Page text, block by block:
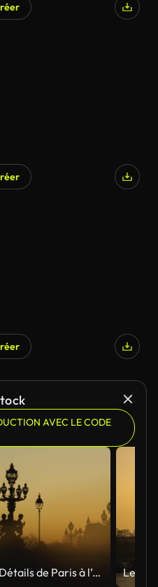
AVEC LE CODE
Détails de Paris à l’aube